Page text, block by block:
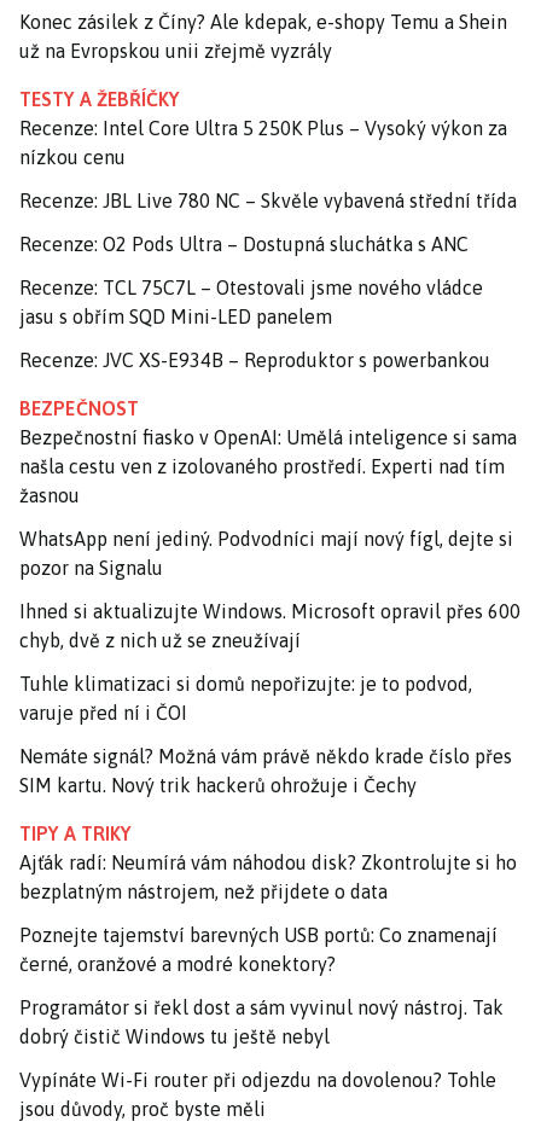
Konec zásilek z Číny? Ale kdepak, e-shopy Temu a Shein
už na Evropskou unii zřejmě vyzrály
TESTY A ŽEBŘÍČKY
Recenze: Intel Core Ultra 5 250K Plus – Vysoký výkon za
nízkou cenu
Recenze: JBL Live 780 NC – Skvěle vybavená střední třída
Recenze: O2 Pods Ultra – Dostupná sluchátka s ANC
Recenze: TCL 75C7L – Otestovali jsme nového vládce
jasu s obřím SQD Mini-LED panelem
Recenze: JVC XS-E934B – Reproduktor s powerbankou
BEZPEČNOST
Bezpečnostní fiasko v OpenAI: Umělá inteligence si sama
našla cestu ven z izolovaného prostředí. Experti nad tím
žasnou
WhatsApp není jediný. Podvodníci mají nový fígl, dejte si
pozor na Signalu
Ihned si aktualizujte Windows. Microsoft opravil přes 600
chyb, dvě z nich už se zneužívají
Tuhle klimatizaci si domů nepořizujte: je to podvod,
varuje před ní i ČOI
Nemáte signál? Možná vám právě někdo krade číslo přes
SIM kartu. Nový trik hackerů ohrožuje i Čechy
TIPY A TRIKY
Ajťák radí: Neumírá vám náhodou disk? Zkontrolujte si ho
bezplatným nástrojem, než přijdete o data
Poznejte tajemství barevných USB portů: Co znamenají
černé, oranžové a modré konektory?
Programátor si řekl dost a sám vyvinul nový nástroj. Tak
dobrý čistič Windows tu ještě nebyl
Vypínáte Wi-Fi router při odjezdu na dovolenou? Tohle
jsou důvody, proč byste měli